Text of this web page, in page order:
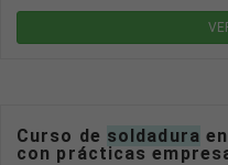
Curso de soldadura
con prácticas